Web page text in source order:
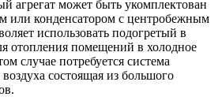
агрегат может быть укомплектован
или конденсатором с центробежным
использовать подогретый в
отопления помещений в холодное
случае потребуется система
состоящая из большого